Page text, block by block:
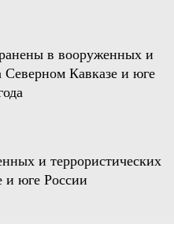
в вооруженных и
Северном Кавказе и юге
и террористических
и юге России